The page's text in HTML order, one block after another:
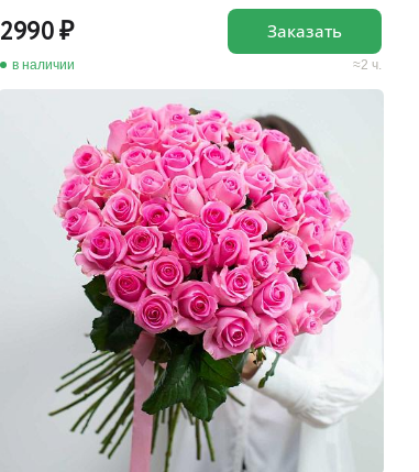
2990
в наличии 2 ч.
Заказать